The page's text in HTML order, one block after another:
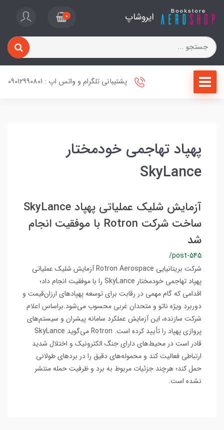
ایروشاپ 0
پشتیبانی تلگرام و واتس اپ : 09012990801
پهپاد تهاجمی خودمختار
SkyLance
آزمایش شلیک عملیاتی پهپاد SkyLance
ساخت شرکت Rotron با موفقیت انجام
شد
/post-545
شرکت بریتانیایی Rotron Aerospace آزمایش شلیک عملیاتی
پهپاد تهاجمی خودمختار SkyLance را با موفقیت انجام داد؛
اقدامی که گام مهمی در رقابت برای توسعه پهپادهای ارزان‌قیمت و
دوربرد ویژه ناتو و متحدان غربی محسوب می‌شود.براساس اعلام
شرکت سازنده، این آزمایش عملکرد سامانه پیشران و سیستم‌های
پروازی پهپاد را تأیید کرده است. Rotron می‌گوید SkyLance
قادر است در محیط‌های دارای جنگ الکترونیک و اختلال شدید
ارتباطی فعالیت کند و محموله‌های دقیق را در بردهای طولانی
حمل کند؛ هرچند جزئیات مربوط به برد و ظرفیت حمله منتشر
نشده است.